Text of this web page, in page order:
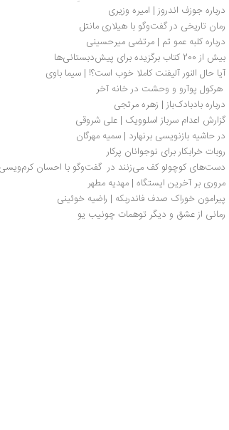
درباره جوزف اندروز | امیره وزیری
رمان تاریخی در گفت‌وگو با هیلاری مانتل
درباره کلبه عمو تم | مرتضی میرحسینی
بیش از 200 کتاب‌ برگزیده برای پیش‌دبستانی‌ها
آیا حال النور آلیفنت کاملا خوب است؟! | سیما باوی
هرکول پوآرو و وحشت در خانه آخر
درباره بادبادک‌باز | زهره مرتجی
گزارش اعدام سرباز اسلوویک | علی شروقی
در حاشیه بازنویسی برنهارد | سمیه مهرگان
روبات خرابکار برای نوجوانان پرکار
دست‌های کوچولو کف می‌زنند در  گفت‌وگو با احسان کرم‌ویسی
مروری بر آخرین ایستگاه | مهدیه مطهر
پیرامون خوراک صدف فاندربکه | راضیه خوئینی
رمانی از عشق و دیگر توهمات چونیب یو